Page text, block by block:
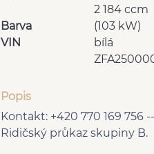
2 184 ccm
(103 kW)
Barva
bílá
VIN
Popis
Kontakt: +420 770 169 756
Ridičský průkaz skupiny B.